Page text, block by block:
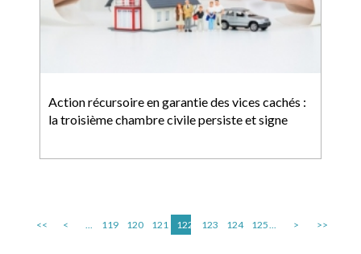
Action récursoire en garantie des vices cachés :
la troisième chambre civile persiste et signe
<< < ... 119 120 121 122 123 124 125... > >>